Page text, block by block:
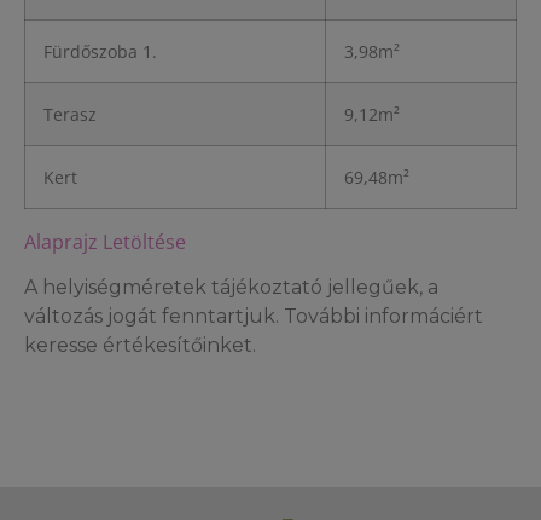
Fürdőszoba 1. 3,98m²
Terasz 9,12m²
Kert 69,48m²
Alaprajz Letöltése
A helyiségméretek tájékoztató jellegűek, a
változás jogát fenntartjuk. További informáciért
keresse értékesítőinket.